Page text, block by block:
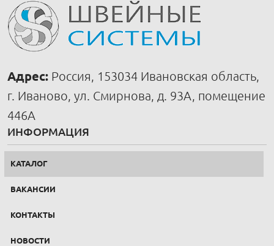
Адрес: Россия, 153034 Ивановская область,
г. Иваново, ул. Смирнова, д. 93А, помещение
446А
ИНФОРМАЦИЯ
КАТАЛОГ
ВАКАНСИИ
КОНТАКТЫ
НОВОСТИ